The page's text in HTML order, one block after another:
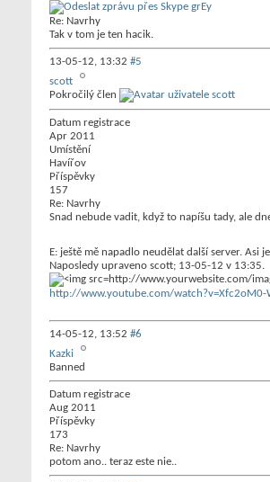
Re: Navrhy
Tak v tom je ten hacik.
13-05-12, 13:32 #5
scott
Pokročilý člen
Datum registrace
Apr 2011
Umístění
Havířov
Příspěvky
157
Re: Navrhy
Snad nebude vadit, když to napíšu tady, ale
E: ještě mě napadlo neudělat další server. Asi
Naposledy upraveno scott; 13-05-12 v 13:35.
http://www.youtube.com/watch?v=Xfc2oM0-
14-05-12, 13:52 #6
Kazki
Banned
Datum registrace
Aug 2011
Příspěvky
173
Re: Navrhy
potom ano.. teraz este nie..